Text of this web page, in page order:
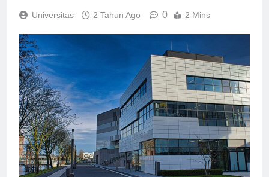
Universitas 2 Tahun Ago 0 2 Mins